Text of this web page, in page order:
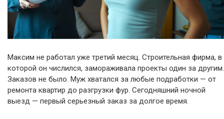
Максим не работал уже третий месяц. Строительная фирма, в
которой он числился, замораживала проекты один за другим.
Заказов не было. Муж хватался за любые подработки — от
ремонта квартир до разгрузки фур. Сегодняшний ночной
выезд — первый серьезный заказ за долгое время.